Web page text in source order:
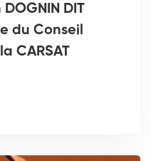
DIT
du Conseil
CARSAT